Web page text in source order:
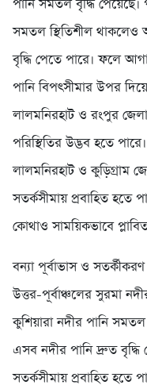
পানি সমতল বৃদ্ধি
সমতল স্থিতিশীল থাকলেও
বৃদ্ধি পেতে পারে। ফলে
পানি বিপৎসীমার উপর
লালমনিরহাট ও রংপুর
পরিস্থিতির উদ্ভব হতে
লালমনিরহাট ও কুড়িগ্রাম
সতর্কসীমায় প্রবাহিত হতে
কোথাও সাময়িকভাবে
বন্যা পূর্বাভাস ও
উত্তর-পূর্বাঞ্চলের সুরমা
কুশিয়ারা নদীর পানি
এসব নদীর পানি দ্রুত
সতর্কসীমায় প্রবাহিত হতে